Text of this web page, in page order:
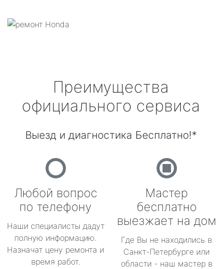
Преимущества
официального сервиса
Выезд и диагностика Бесплатно!*
Любой вопрос
по телефону
Наши специалисты дадут
полную информацию.
Назначат цену ремонта и
время работ.
Мастер
бесплатно
выезжает на дом
Где Вы не находились в
Санкт-Петербурге или
области - наш мастер в